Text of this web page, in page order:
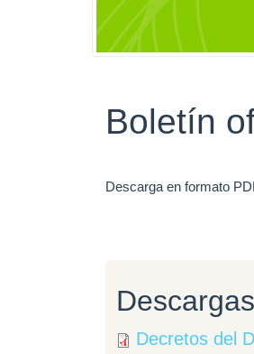
Boletín
Descarga en formato
Descargas
Decretos del